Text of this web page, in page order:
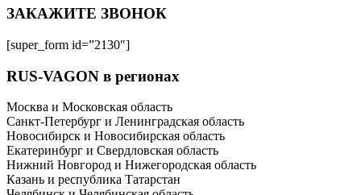
ЗАКАЖИТЕ ЗВОНОК
[super_form id=”2130″]
RUS-VAGON в регионах
Москва и Московская область
Санкт-Петербург и Ленинградская область
Новосибирск и Новосибирская область
Екатеринбург и Свердловская область
Нижний Новгород и Нижегородская область
Казань и республика Татарстан